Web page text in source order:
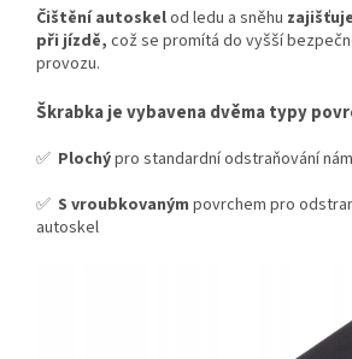
Čištění autoskelod ledu a sněhu
při jízdě, což se promítá do vyšší
provozu.
Škrabka je vybavena dvěma typy
✅ Plochýpro standardní odstraňování
✅ S vroubkovaným povrchem pro
autoskel